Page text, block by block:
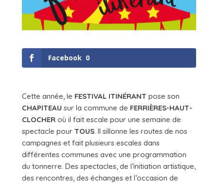
Facebook 0
Cette année, le FESTIVAL ITINÉRANT pose son
CHAPITEAU sur la commune de FERRIÈRES-HAUT-
CLOCHERoù il fait escale pour une semaine de
spectacle pour TOUS. Il sillonne les routes de nos
campagnes et fait plusieurs escales dans
différentes communes avec une programmation
du tonnerre. Des spectacles, de l’initiation artistique,
des rencontres, des échanges et l’occasion de